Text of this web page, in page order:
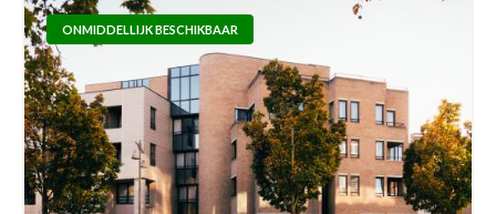
ONMIDDELLIJK BESCHIKBAAR